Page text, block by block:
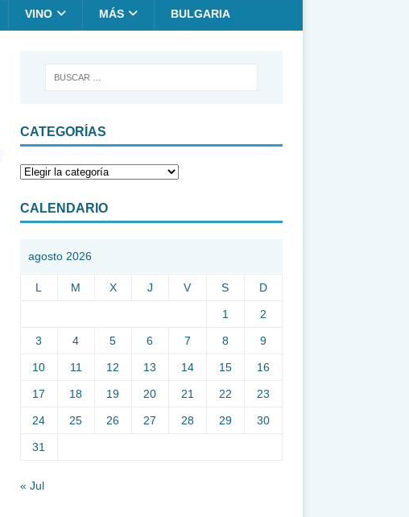
VINO MÁS BULGARIA
CATEGORÍAS
CALENDARIO
agosto 2026
L M X J V S D
1 2
3 4 5 6 7 8 9
10 11 12 13 14 15 16
17 18 19 20 21 22 23
24 25 26 27 28 29 30
31
« Jul